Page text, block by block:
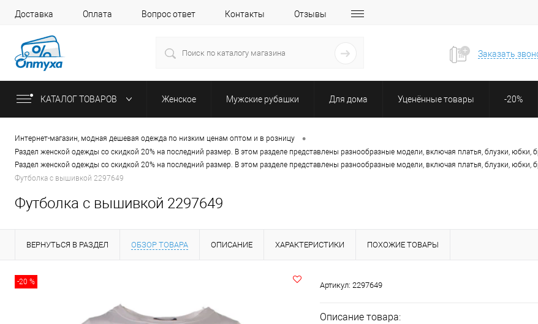
Доставка Оплата Вопрос ответ Контакты Отзывы
Заказать
КАТАЛОГ ТОВАРОВ Женское Мужские рубашки Для дома Уценённые товары -20%
Интернет-магазин, модная дешевая одежда по низким ценам оптом и в розницу •
Раздел женской одежды со скидкой 20% на последний размер. В этом разделе представлены разнообразные модели, включая платья, блузки, юбки,
Раздел женской одежды со скидкой 20% на последний размер. В этом разделе представлены разнообразные модели, включая платья, блузки, юбки,
Футболка с вышивкой 2297649
Футболка с вышивкой 2297649
ВЕРНУТЬСЯ В РАЗДЕЛ ОБЗОР ТОВАРА ОПИСАНИЕ ХАРАКТЕРИСТИКИ ПОХОЖИЕ ТОВАРЫ
-20 % Артикул: 2297649
Описание товара: